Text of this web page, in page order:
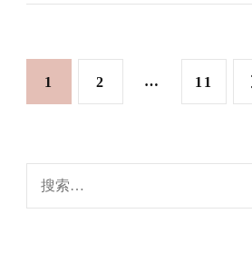
文
分
页
网
1 网
2 … 网
11